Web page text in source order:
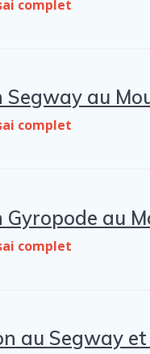
complet
Segway au
complet
Gyropode au
complet
au Segway et